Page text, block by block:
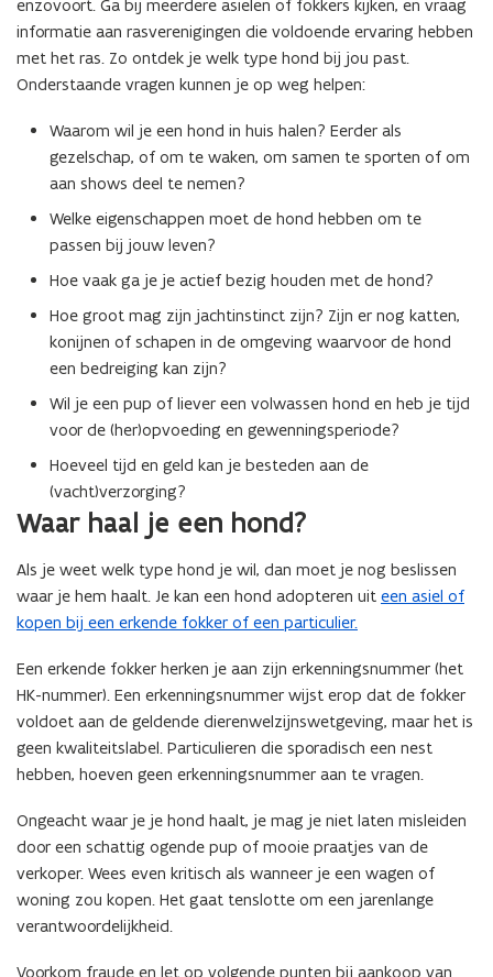
enzovoort. Ga bij meerdere asielen of fokkers kijken, en vraag
informatie aan rasverenigingen die voldoende ervaring hebben
met het ras. Zo ontdek je welk type hond bij jou past.
Onderstaande vragen kunnen je op weg helpen:
Waarom wil je een hond in huis halen? Eerder als
gezelschap, of om te waken, om samen te sporten of om
aan shows deel te nemen?
Welke eigenschappen moet de hond hebben om te
passen bij jouw leven?
Hoe vaak ga je je actief bezig houden met de hond?
Hoe groot mag zijn jachtinstinct zijn? Zijn er nog katten,
konijnen of schapen in de omgeving waarvoor de hond
een bedreiging kan zijn?
Wil je een pup of liever een volwassen hond en heb je tijd
voor de (her)opvoeding en gewenningsperiode?
Hoeveel tijd en geld kan je besteden aan de
(vacht)verzorging?
Waar haal je een hond?
Als je weet welk type hond je wil, dan moet je nog beslissen
waar je hem haalt. Je kan een hond adopteren uit een asiel of
kopen bij een erkende fokker of een particulier.
Een erkende fokker herken je aan zijn erkenningsnummer (het
HK-nummer). Een erkenningsnummer wijst erop dat de fokker
voldoet aan de geldende dierenwelzijnswetgeving, maar het is
geen kwaliteitslabel. Particulieren die sporadisch een nest
hebben, hoeven geen erkenningsnummer aan te vragen.
Ongeacht waar je je hond haalt, je mag je niet laten misleiden
door een schattig ogende pup of mooie praatjes van de
verkoper. Wees even kritisch als wanneer je een wagen of
woning zou kopen. Het gaat tenslotte om een jarenlange
verantwoordelijkheid.
Voorkom fraude en let op volgende punten bij aankoop van